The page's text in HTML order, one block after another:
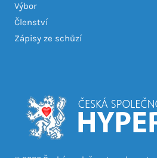
Výbor
Členství
Zápisy ze schůzí